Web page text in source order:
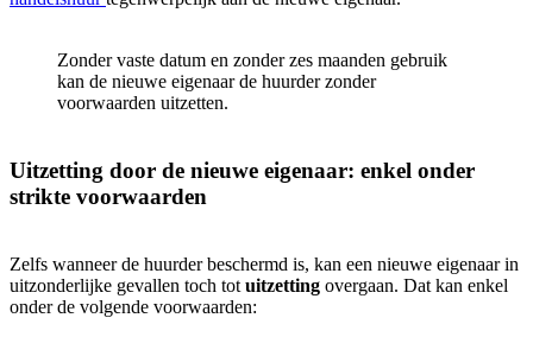
Zonder vaste datum en zonder zes maanden gebruik
kan de nieuwe eigenaar de huurder zonder
voorwaarden uitzetten.
Uitzetting door de nieuwe eigenaar: enkel onder
strikte voorwaarden
Zelfs wanneer de huurder beschermd is, kan een nieuwe eigenaar in
uitzonderlijke gevallen toch tot uitzetting overgaan. Dat kan enkel
onder de volgende voorwaarden: